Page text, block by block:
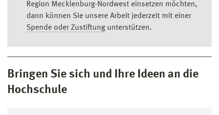
Region Mecklenburg-Nordwest einsetzen möchten,
dann können Sie unsere Arbeit jederzeit mit einer
Spende oder Zustiftung unterstützen.
Bringen Sie sich und Ihre Ideen an die
Hochschule